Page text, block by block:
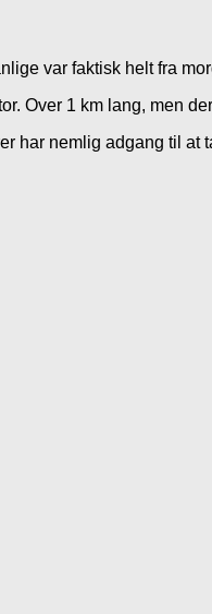
var faktisk helt fra
Over 1 km lang, men
har nemlig adgang til